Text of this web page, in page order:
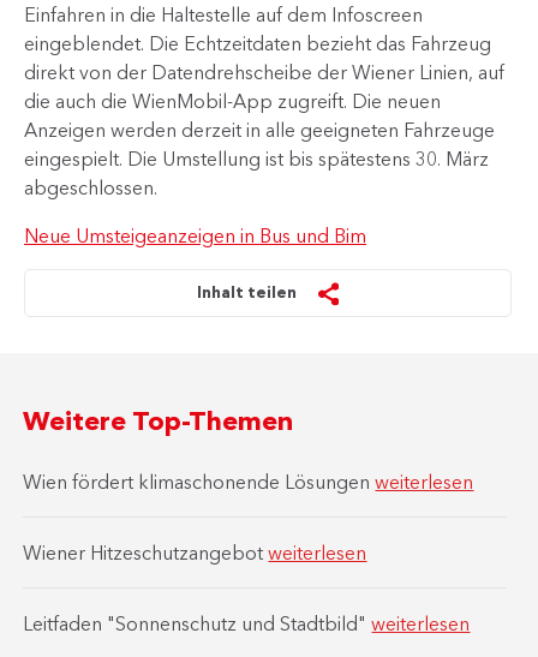
Einfahren in die Haltestelle auf dem Infoscreen
eingeblendet. Die Echtzeitdaten bezieht das Fahrzeug
direkt von der Datendrehscheibe der Wiener Linien, auf
die auch die WienMobil-App zugreift. Die neuen
Anzeigen werden derzeit in alle geeigneten Fahrzeuge
eingespielt. Die Umstellung ist bis spätestens 30. März
abgeschlossen.
Neue Umsteigeanzeigen in Bus und Bim
Inhalt teilen
Weitere Top-Themen
Wien fördert klimaschonende Lösungenweiterlesen
Wiener Hitzeschutzangebotweiterlesen
Leitfaden "Sonnenschutz und Stadtbild"weiterlesen